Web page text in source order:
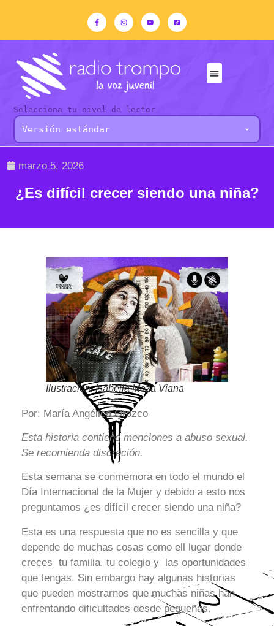
Selecciona tu nivel de lector
marzo 5, 2026
¿Es difícil crecer siendo una niña?
Ilustración: Isabella Meza Viana
Por: María Angélica Orozco
Esta historia contiene menciones a abuso sexual.
Se recomienda discreción.
Esta semana se conmemora en todo el mundo el
Día Internacional de la Mujer y debido a esto nos
preguntamos ¿es difícil crecer siendo una niña?
Esta es una respuesta que no es sencilla y que
depende de muchas cosas como ell lugar donde
creces tu familia, tu colegio y las oportunidades
que tengas. Sin embargo hay algunas historias
que pueden mostrarnos que muchas niñas han
enfrentando dificultades desde pequeñas.